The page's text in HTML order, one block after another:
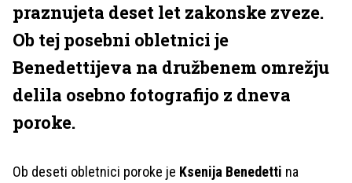
praznujeta deset let zakonske zveze.
Ob tej posebni obletnici je
Benedettijeva na družbenem omrežju
delila osebno fotografijo z dneva
poroke.
Ob deseti obletnici poroke je Ksenija Benedetti na